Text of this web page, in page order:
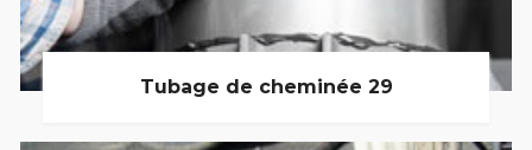
Tubage de cheminée 29